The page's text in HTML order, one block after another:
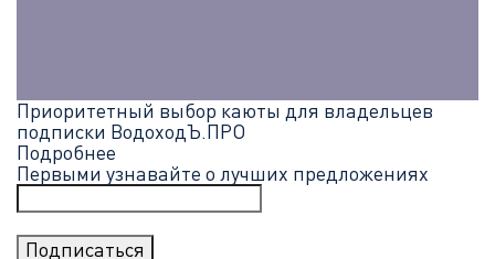
Приоритетный выбор каюты для владельцев
подписки ВодоходЪ.ПРО
Подробнее
Первыми узнавайте о лучших предложениях